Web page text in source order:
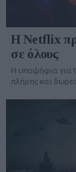
Η Netflix
σε όλους
Η υποψήφια για
πλήρης και